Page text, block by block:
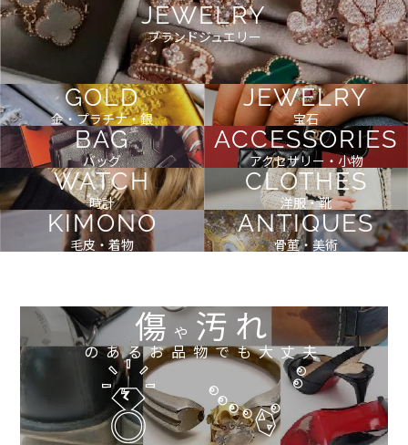
JEWELRY
ブランドジュエリー
GOLD
金・プラチナ・銀
JEWELRY
宝石
BAG
バッグ
ACCESSORIES
アクセサリー・小物
WATCH
時計
CLOTHES
洋服・靴
KIMONO
毛皮・着物
ANTIQUES
骨董・美術
傷や 汚れ
のあるお品物でも大丈夫